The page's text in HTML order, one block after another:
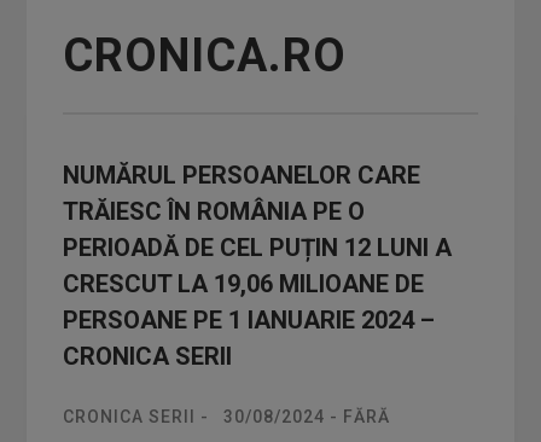
CRONICA.RO
NUMĂRUL PERSOANELOR CARE
TRĂIESC ÎN ROMÂNIA PE O
PERIOADĂ DE CEL PUȚIN 12 LUNI A
CRESCUT LA 19,06 MILIOANE DE
PERSOANE PE 1 IANUARIE 2024 –
CRONICA SERII
CRONICA SERII - 30/08/2024 - FĂRĂ